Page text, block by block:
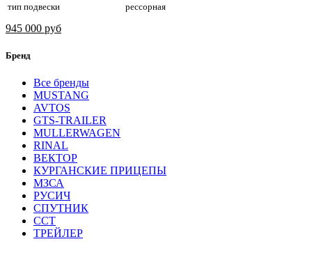
тип подвески рессорная
945 000 руб
Бренд
Все бренды
MUSTANG
AVTOS
GTS-TRAILER
MULLERWAGEN
RINAL
ВЕКТОР
КУРГАНСКИЕ ПРИЦЕПЫ
МЗСА
РУСИЧ
СПУТНИК
ССТ
ТРЕЙЛЕР